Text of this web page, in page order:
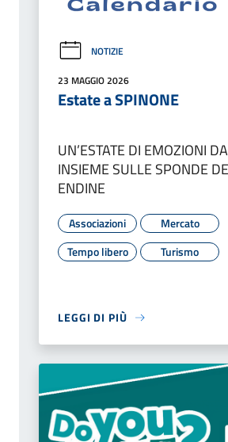
NOTIZIE
23 MAGGIO 2026
Estate a SPINONE
UN’ESTATE DI EMOZIONI
INSIEME SULLE SPONDE
ENDINE
Associazioni
Mercato
Tempo libero
Turismo
LEGGI DI PIÙ